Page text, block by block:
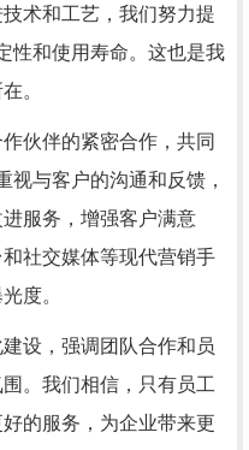
术和工艺，我们努力提
性和使用寿命。这也是我
。
伙伴的紧密合作，共同
视与客户的沟通和反馈，
服务，增强客户满意
社交媒体等现代营销手
度。
设，强调团队合作和员
。我们相信，只有员工
的服务，为企业带来更